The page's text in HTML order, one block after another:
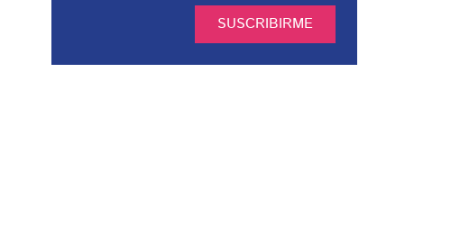
SUSCRIBIRME